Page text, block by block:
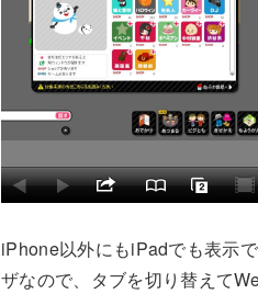
iPhone以外にもiPadでも表示
ザなので、タブを切り替えて